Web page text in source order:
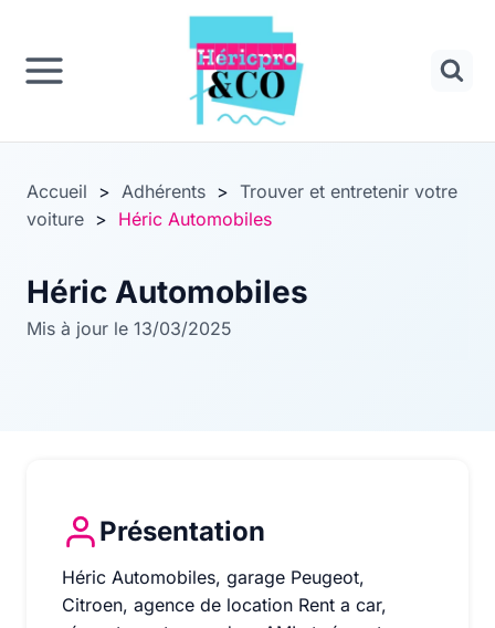
Panneau de gestion des cookies
contenu
Accueil > Adhérents > Trouver et entretenir votre
voiture > Héric Automobiles
Héric Automobiles
Mis à jour le 13/03/2025
Présentation
Héric Automobiles, garage Peugeot, Citroen,
Héric Automobiles, garage Peugeot,
Citroen, agence de location Rent a car,